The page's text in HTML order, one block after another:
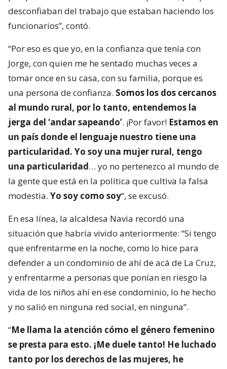
desconfiaban del trabajo que estaban haciendo los
funcionarios”, contó.
“Por eso es que yo, en la confianza que tenía con
Jorge, con quien me he sentado muchas veces a
tomar once en su casa, con su familia, porque es
una persona de confianza. Somos los dos cercanos
al mundo rural, por lo tanto, entendemos la
jerga del ‘andar sapeando’. ¡Por favor! Estamos en
un país donde el lenguaje nuestro tiene una
particularidad. Yo soy una mujer rural, tengo
una particularidad… yo no pertenezco al mundo de
la gente que está en la política que cultiva la falsa
modestia. Yo soy como soy“, se excusó.
En esa línea, la alcaldesa Navia recordó una
situación que habría vivido anteriormente: “Si tengo
que enfrentarme en la noche, como lo hice para
defender a un condominio de ahí de acá de La Cruz,
y enfrentarme a personas que ponían en riesgo la
vida de los niños ahí en ese condominio, lo he hecho
y no salió en ninguna red social, en ninguna”.
“Me llama la atención cómo el género femenino
se presta para esto. ¡Me duele tanto! He luchado
tanto por los derechos de las mujeres, he